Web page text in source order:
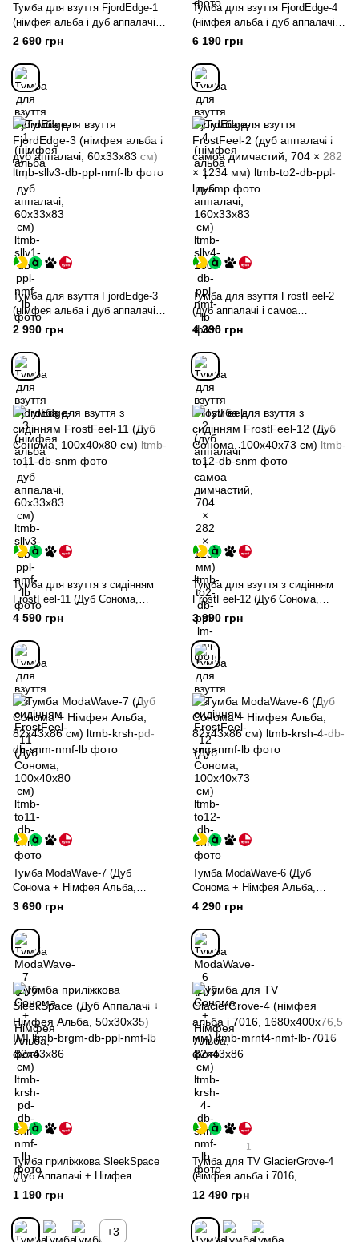
Тумба для взуття FjordEdge-1
(німфея альба і дуб аппалачі,
60х33х83 см)
2 690 грн
Тумба для взуття FjordEdge-4
(німфея альба і дуб аппалачі,
160х33х83 см)
6 190 грн
Тумба для взуття FjordEdge-3
(німфея альба і дуб аппалачі,
60х33х83 см)
2 990 грн
Тумба для взуття FrostFeel-2
(дуб аппалачі і самоа
димчастий, 704 × 282 × 1234
мм)
4 390 грн
Тумба для взуття з сидінням
FrostFeel-11 (Дуб Сонома,
100х40х80 см)
4 590 грн
Тумба для взуття з сидінням
FrostFeel-12 (Дуб Сонома,
100х40х73 см)
3 990 грн
Тумба ModaWave-7 (Дуб
Сонома + Німфея Альба,
82х43х86 см)
3 690 грн
Тумба ModaWave-6 (Дуб
Сонома + Німфея Альба,
82х43х86 см)
4 290 грн
Тумба приліжкова SleekSpace
(Дуб Аппалачі + Німфея
Альба, 50x30x35) IMI
1 190 грн
+3
1
Тумба для TV GlacierGrove-4
(німфея альба і 7016,
1680х400х76,5 мм)
12 490 грн